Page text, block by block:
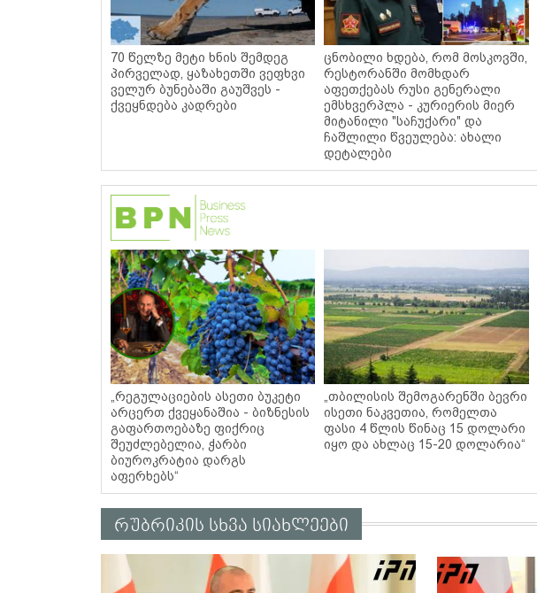
70 წელზე მეტი ხნის შემდეგ
პირველად, ყაზახეთში ვეფხვი
ველურ ბუნებაში გაუშვეს -
ქვეყნდება კადრები
ცნობილი ხდება, რომ მოსკოვში,
რესტორანში მომხდარ
აფეთქებას რუსი გენერალი
ემსხვერპლა - კურიერის მიერ
მიტანილი "საჩუქარი" და
ჩაშლილი წვეულება: ახალი
დეტალები
„რეგულაციების ასეთი ბუკეტი
არცერთ ქვეყანაშია - ბიზნესის
გაფართოებაზე ფიქრიც
შეუძლებელია, ჭარბი
ბიუროკრატია დარგს
აფერხებს“
„თბილისის შემოგარენში ბევრი
ისეთი ნაკვეთია, რომელთა
ფასი 4 წლის წინაც 15 დოლარი
იყო და ახლაც 15-20 დოლარია“
რუბრიკის სხვა სიახლეები